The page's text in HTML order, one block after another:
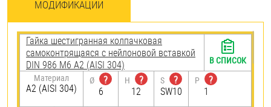
МОДИФИКАЦИИ
Гайка шестигранная колпачковая
самоконтрящаяся с нейлоновой вставкой
DIN 986 М6 А2 (AISI 304)
Материал
А2 (AISI 304)
Ø
?
6
H
?
12
S
?
SW10
P
?
1
В СПИСОК